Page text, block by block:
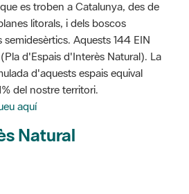
es troben a Catalunya, des de
litorals, i dels boscos
semidesèrtics. Aquests 144 EIN
d'Espais d'Interès Natural). La
d'aquests espais equival
del nostre territori.
aquí
Natural